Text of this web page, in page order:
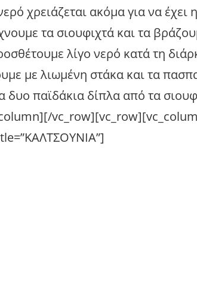
χρειάζεται ακόμα για να έχει
τα σιουφιχτά και τα
λίγο νερό κατά τη
με λιωμένη στάκα και τα
παϊδάκια δίπλα από τα